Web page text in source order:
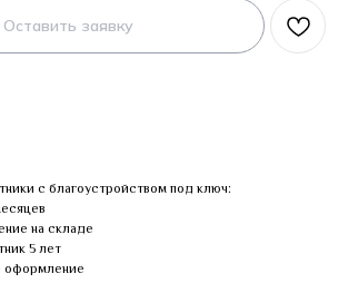
Оставить заявку
с благоустройством под ключ:
на складе
5 лет
оформление